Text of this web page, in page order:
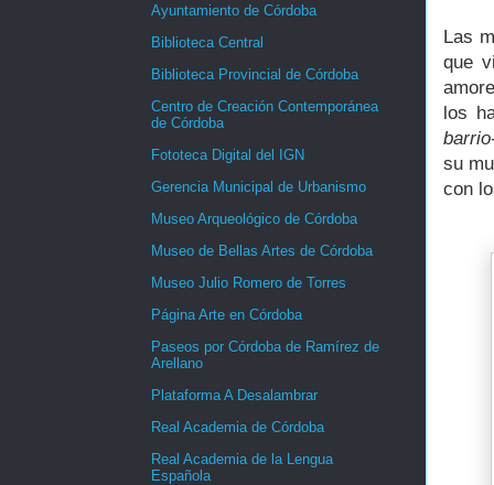
Las
que
los
su
con
Ayuntamiento de Córdoba
Biblioteca Central
Biblioteca Provincial de Córdoba
Centro de Creación Contemporánea
de Córdoba
Fototeca Digital del IGN
Gerencia Municipal de Urbanismo
Museo Arqueológico de Córdoba
Museo de Bellas Artes de Córdoba
Museo Julio Romero de Torres
Página Arte en Córdoba
Paseos por Córdoba de Ramírez de
Arellano
Plataforma A Desalambrar
Real Academia de Córdoba
Real Academia de la Lengua
Española